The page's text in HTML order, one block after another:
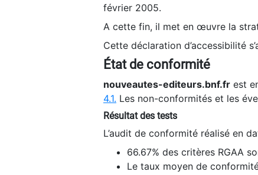
février 2005.
A cette fin, il met en œuvre la
Cette déclaration d’accessibilité
État de conformité
nouveautes-editeurs.bnf.fr est
4.1. Les non-conformités et les
Résultat des tests
L’audit de conformité réalisé en
66.67% des critères RGAA
Le taux moyen de